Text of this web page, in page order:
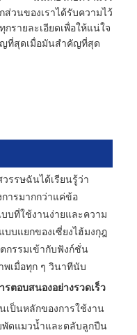
นของเราได้รับความไว้
รายละเอียดเพื่อให้แน่ใจ
ญที่สุดเมื่อมันสำคัญที่สุด
รรษฉันได้เรียนรู้ว่า
ารมากกว่าแค่ข้อ
บที่ใช้งานง่ายและความ
บแยกของเซี่ยงไฮ้มงกุฎ
กรรมเข้ากับฟังก์ชั่น
พเมื่อทุก ๆ วินาทีนับ
ตอบสนองอย่างรวดเร็ว
ป็นหลักของการใช้งาน
พัดแมวน้ำและตลับลูกปืน